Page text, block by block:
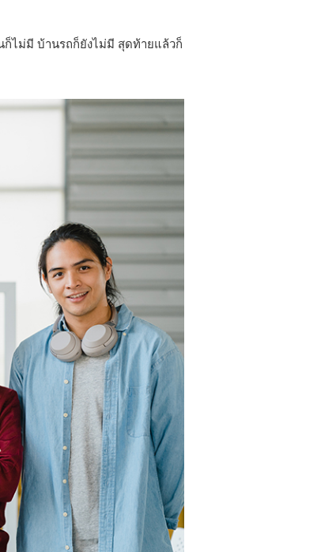
ก็ไม่มี บ้านรถก็ยังไม่มี สุดท้ายแล้วก็